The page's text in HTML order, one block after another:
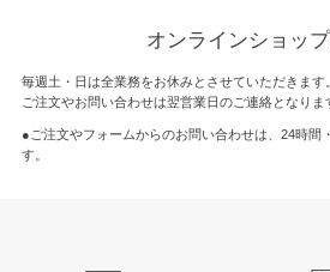
オンラインショッ
毎週土・日は全業務をお休みとさせていただきま
ご注文やお問い合わせは翌営業日のご連絡となりま
●ご注文やフォームからのお問い合わせは、 24時間
す。